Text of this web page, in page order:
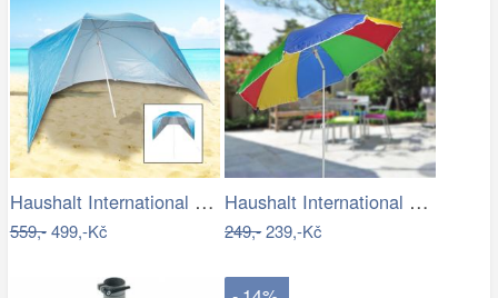
Haushalt International Plážový…
559,-499,-Kč
Haushalt International Slunečník duhový…
249,-239,-Kč